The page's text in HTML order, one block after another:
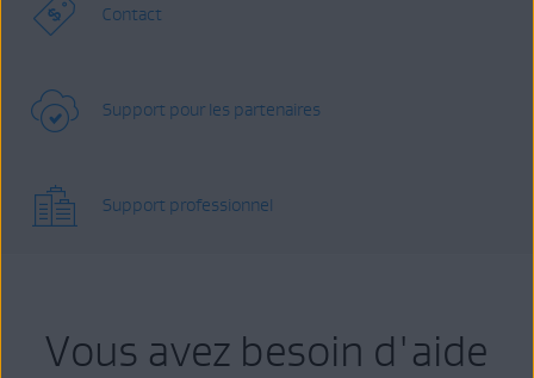
Contact
Support pour les partenaires
Support professionnel
Vous avez besoin d'aide